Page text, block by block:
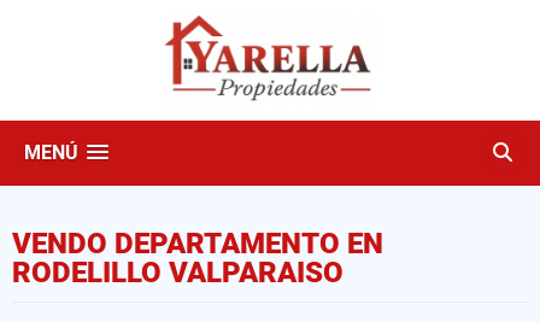
MENÚ
VENDO DEPARTAMENTO EN
RODELILLO VALPARAISO